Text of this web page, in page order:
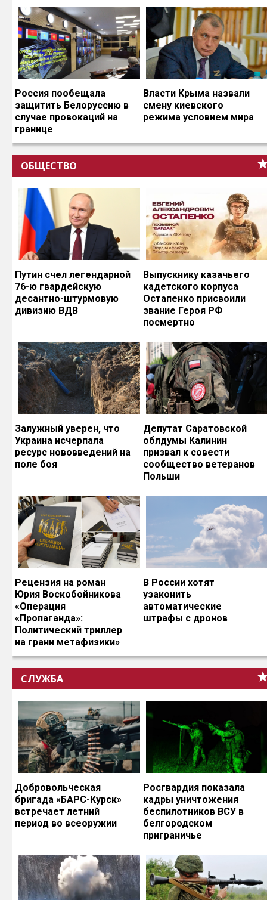
Россия пообещала
защитить Белоруссию в
случае провокаций на
границе
Власти Крыма назвали
смену киевского
режима условием мира
ОБЩЕСТВО
Путин счел легендарной
76-ю гвардейскую
десантно-штурмовую
дивизию ВДВ
Выпускнику казачьего
кадетского корпуса
Остапенко присвоили
звание Героя РФ
посмертно
Залужный уверен, что
Украина исчерпала
ресурс нововведений на
поле боя
Депутат Саратовской
облдумы Калинин
призвал к совести
сообщество ветеранов
Польши
Рецензия на роман
Юрия Воскобойникова
«Операция
«Пропаганда»:
Политический триллер
на грани метафизики»
В России хотят
узаконить
автоматические
штрафы с дронов
СЛУЖБА
Добровольческая
бригада «БАРС-Курск»
встречает летний
период во всеоружии
Росгвардия показала
кадры уничтожения
беспилотников ВСУ в
белгородском
приграничье